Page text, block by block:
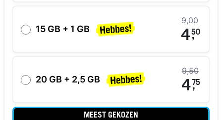
15 GB + 1 GB
9,00
4,
50
20 GB + 2,5 GB
9,50
4,
75
MEEST GEKOZEN